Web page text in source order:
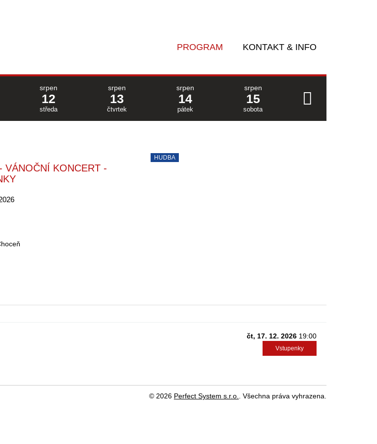
PROGRAM KONTAKT & INFO
srpen
12
středa
srpen
13
čtvrtek
srpen
14
pátek
srpen
15
sobota
VÁNOČNÍ KONCERT -
HUDBA
čt, 17. 12. 2026 19:00
Vstupenky
© 2026 Perfect System s.r.o. . Všechna práva vyhrazena.